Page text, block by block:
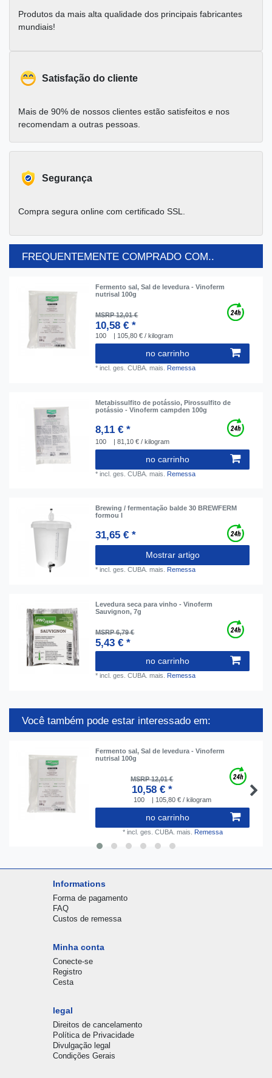
Produtos da mais alta qualidade dos principais fabricantes
mundiais!
Satisfação do cliente
Mais de 90% de nossos clientes estão satisfeitos e nos
recomendam a outras pessoas.
Segurança
Compra segura online com certificado SSL.
FREQUENTEMENTE COMPRADO COM..
Fermento sal, Sal de levedura - Vinoferm
nutrisal 100g
MSRP 12,01 €
10,58 € *
100 | 105,80 € / kilogram
no carrinho
*incl. ges. CUBA. mais. Remessa
Metabissulfito de potássio, Pirossulfito de
potássio - Vinoferm campden 100g
8,11 € *
100 | 81,10 € / kilogram
no carrinho
*incl. ges. CUBA. mais. Remessa
Brewing / fermentação balde 30 BREWFERM
formou l
31,65 € *
Mostrar artigo
*incl. ges. CUBA. mais. Remessa
Levedura seca para vinho - Vinoferm
Sauvignon, 7g
MSRP 6,79 €
5,43 € *
no carrinho
*incl. ges. CUBA. mais. Remessa
Você também pode estar interessado em:
Fermento sal, Sal de levedura - Vinoferm
nutrisal 100g
MSRP 12,01 €
10,58 € *
100 | 105,80 € / kilogram
no carrinho
* incl. ges. CUBA. mais. Remessa
Informations
Forma de pagamento
FAQ
Custos de remessa
Minha conta
Conecte-se
Registro
Cesta
legal
Direitos de cancelamento
Política de Privacidade
Divulgação legal
Condições Gerais